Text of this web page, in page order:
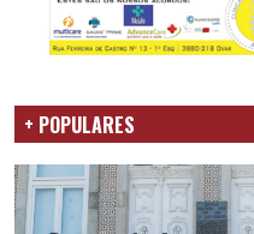
+ POPULARES